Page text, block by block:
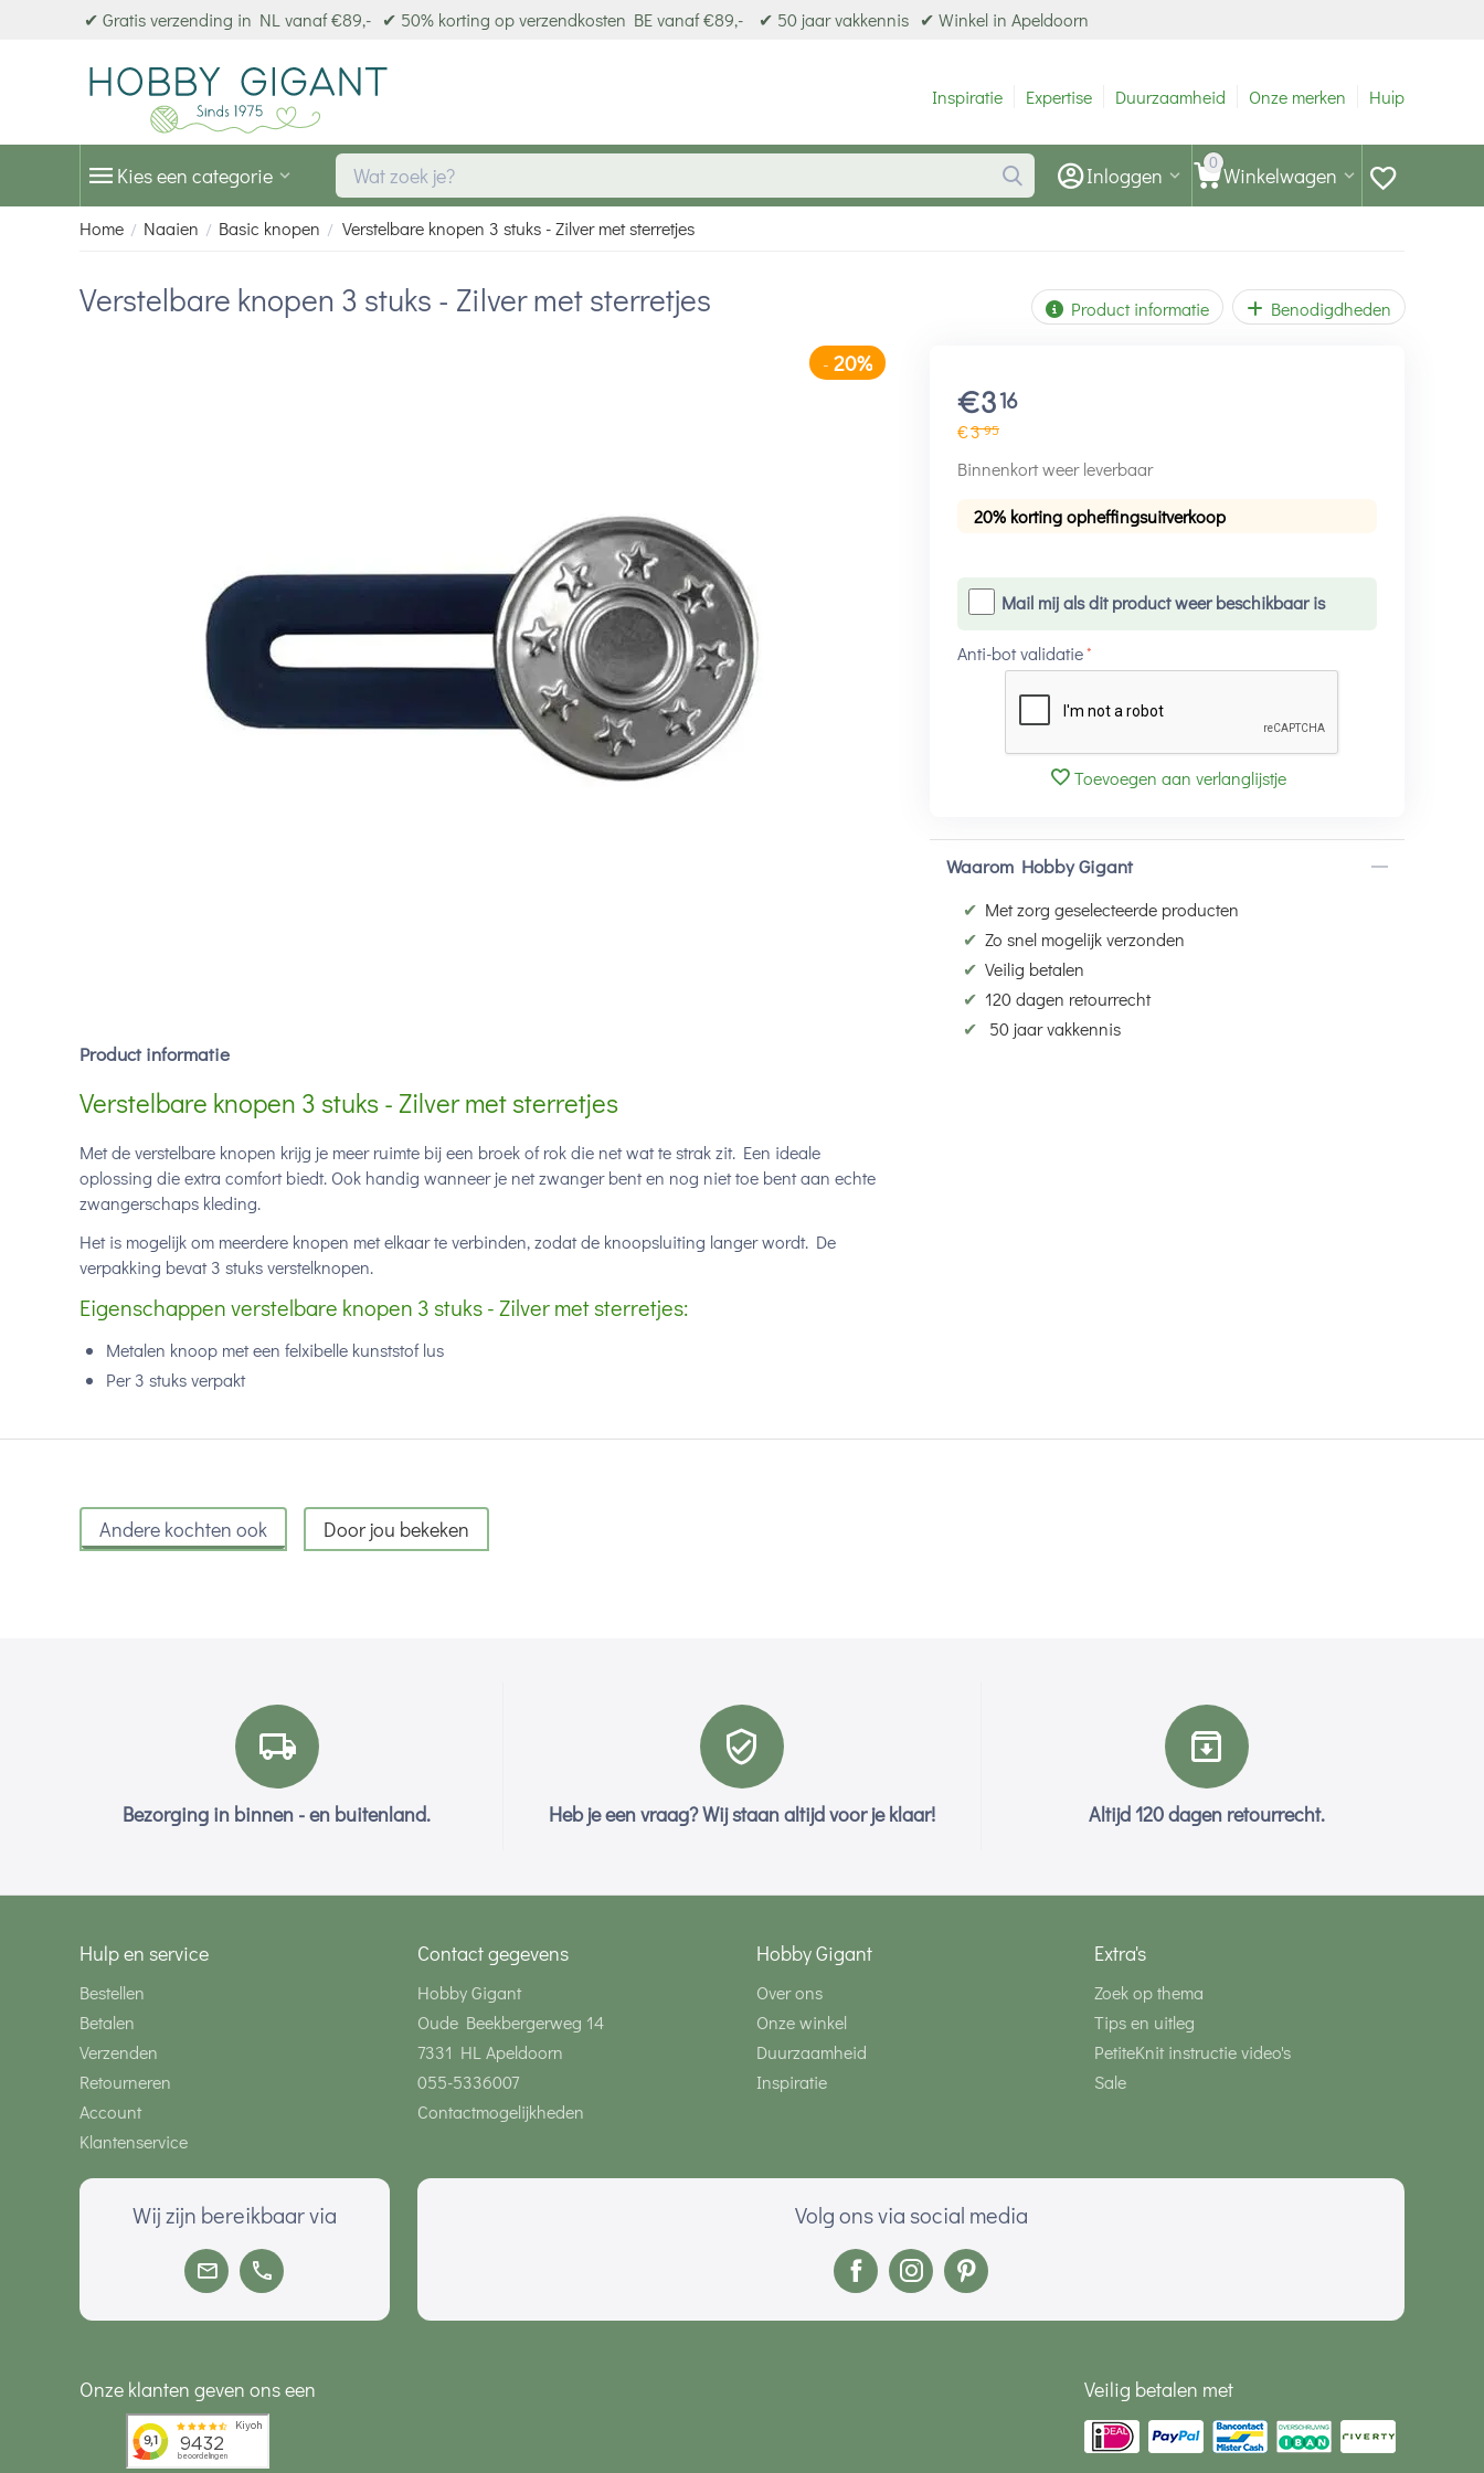
✔ Gratis verzending in NL vanaf €89,- ✔ 50% korting op verzendkosten BE vanaf €89,- ✔ 50 jaar vakkennis ✔ Winkel in Apeldoorn
Inspiratie Expertise Duurzaamheid Onze merken Hulp
Kies een categorie 0 Winkelwagen
Inloggen
Home / Naaien / Basic knopen / Verstelbare knopen 3 stuks - Zilver met sterretjes
Verstelbare knopen 3 stuks - Zilver met sterretjes Product informatie Benodigdheden
-20%
€316
€395
Binnenkort weer leverbaar
20% korting opheffingsuitverkoop
Mail mij als dit product weer beschikbaar is
Anti-bot validatie
Toevoegen aan verlanglijstje
Waarom Hobby Gigant
✔ Met zorg geselecteerde producten
✔ Zo snel mogelijk verzonden
✔ Veilig betalen
✔ 120 dagen retourrecht
✔
50 jaar vakkennis
Product informatie
Verstelbare knopen 3 stuks - Zilver met sterretjes
Met de verstelbare knopen krijg je meer ruimte bij een broek of rok die net wat te strak zit. Een ideale
oplossing die extra comfort biedt. Ook handig wanneer je net zwanger bent en nog niet toe bent aan echte
zwangerschaps kleding.
Het is mogelijk om meerdere knopen met elkaar te verbinden, zodat de knoopsluiting langer wordt. De
verpakking bevat 3 stuks verstelknopen.
Eigenschappen verstelbare knopen 3 stuks - Zilver met sterretjes:
Metalen knoop met een felxibelle kunststof lus
Per 3 stuks verpakt
Andere kochten ook Door jou bekeken
Bezorging in binnen - en buitenland. Heb je een vraag? Wij staan altijd voor je klaar! Altijd 120 dagen retourrecht.
Hulp en service
Bestellen
Betalen
Verzenden
Retourneren
Account
Klantenservice
Contact gegevens
Hobby Gigant
Oude Beekbergerweg 14
7331 HL Apeldoorn
055-5336007
Contactmogelijkheden
Hobby Gigant
Over ons
Onze winkel
Duurzaamheid
Inspiratie
Extra's
Zoek op thema
Tips en uitleg
PetiteKnit instructie video's
Sale
Wij zijn bereikbaar via Volg ons via social media
Onze klanten geven ons een Veilig betalen met